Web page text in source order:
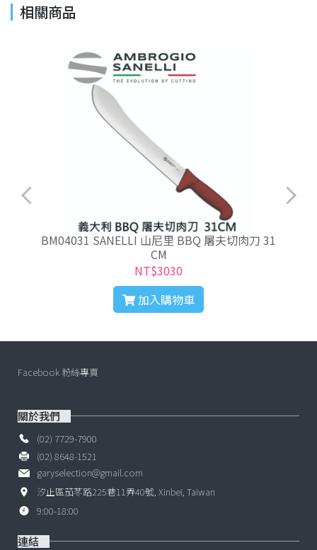
相關商品
BM04031 SANELLI 山尼里 BBQ 屠夫切肉刀 31
CM
NT$3030
加入購物車
關於我們
(02) 7729-7900
(02) 8648-1521
garyselection@gmail.com
汐止區茄苳路225巷11弄40號, Xinbei, Taiwan
9:00-18:00
連結
Facebook 粉絲專頁